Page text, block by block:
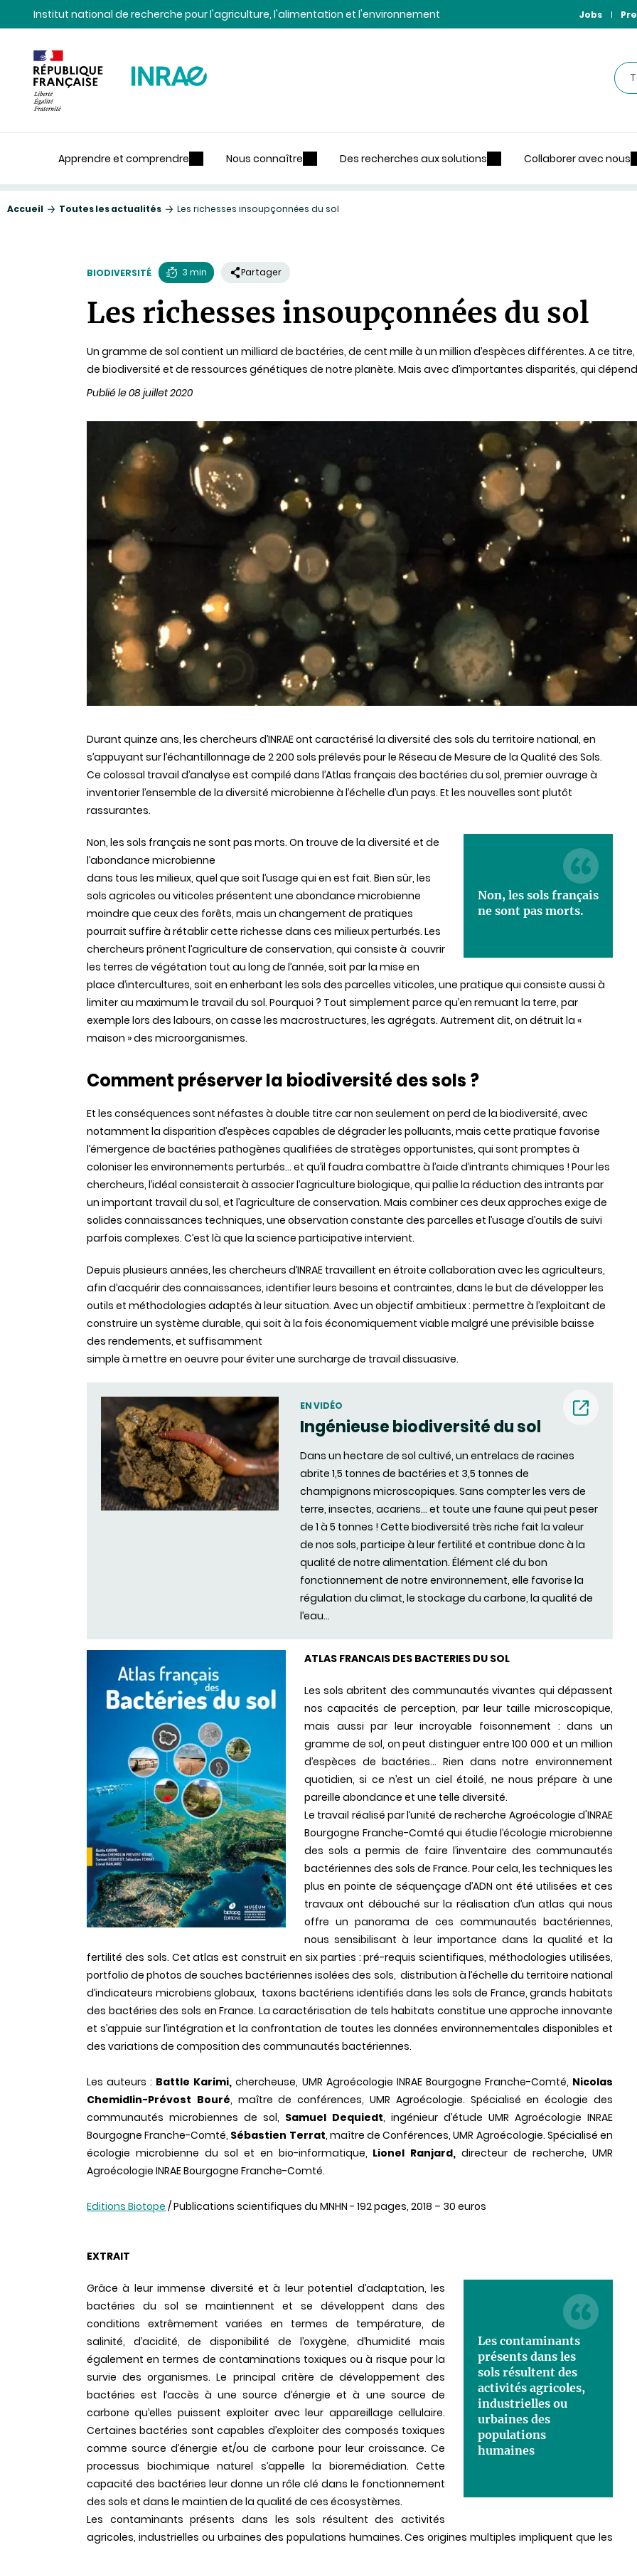
Contenu
Recherche
NavigationInstitut national de recherche pour l'agriculture, l'alimentation et l'environnement Jobs
Apprendre et comprendre Nous connaître Des recherches aux solutions Collaborer avec nous
Accueil Toutes les actualités Les richesses insoupçonnées du sol
BIODIVERSITÉ
de
3 min Partager
Les richesses insoupçonnées du sol
Un gramme de sol contient un milliard de bactéries, de cent mille à un million d’espèces différentes. A ce
de biodiversité et de ressources génétiques de notre planète. Mais avec d’importantes disparités, qui
Publié le 08 juillet 2020
Durant quinze ans, les chercheurs d’INRAE ont caractérisé la diversité des sols du territoire national, en
s’appuyant sur l’échantillonnage de 2 200 sols prélevés pour le Réseau de Mesure de la Qualité des Sols.
Ce colossal travail d’analyse est compilé dans l’Atlas français des bactéries du sol, premier ouvrage à
inventorier l’ensemble de la diversité microbienne à l’échelle d’un pays. Et les nouvelles sont plutôt
rassurantes.
Non, les sols français
ne sont pas morts.
Non, les sols français ne sont pas morts. On trouve de la diversité et de
l’abondance microbienne
dans tous les milieux, quel que soit l’usage qui en est fait. Bien sûr, les
sols agricoles ou viticoles présentent une abondance microbienne
moindre que ceux des forêts, mais un changement de pratiques
pourrait suffire à rétablir cette richesse dans ces milieux perturbés. Les
chercheurs prônent l’agriculture de conservation, qui consiste à couvrir
les terres de végétation tout au long de l’année, soit par la mise en
place d’intercultures, soit en enherbant les sols des parcelles viticoles, une pratique qui consiste aussi à
limiter au maximum le travail du sol. Pourquoi ? Tout simplement parce qu’en remuant la terre, par
exemple lors des labours, on casse les macrostructures, les agrégats. Autrement dit, on détruit la «
maison » des microorganismes.
Comment préserver la biodiversité des sols ?
Et les conséquences sont néfastes à double titre car non seulement on perd de la biodiversité, avec
notamment la disparition d’espèces capables de dégrader les polluants, mais cette pratique favorise
l’émergence de bactéries pathogènes qualifiées de stratèges opportunistes, qui sont promptes à
coloniser les environnements perturbés... et qu’il faudra combattre à l’aide d’intrants chimiques ! Pour les
chercheurs, l’idéal consisterait à associer l’agriculture biologique, qui pallie la réduction des intrants par
un important travail du sol, et l’agriculture de conservation. Mais combiner ces deux approches exige de
solides connaissances techniques, une observation constante des parcelles et l’usage d’outils de suivi
parfois complexes. C’est là que la science participative intervient.
Depuis plusieurs années, les chercheurs d’INRAE travaillent en étroite collaboration avec les agriculteurs,
afin d’acquérir des connaissances, identifier leurs besoins et contraintes, dans le but de développer les
outils et méthodologies adaptés à leur situation. Avec un objectif ambitieux : permettre à l’exploitant de
construire un système durable, qui soit à la fois économiquement viable malgré une prévisible baisse
des rendements, et suffisamment
simple à mettre en oeuvre pour éviter une surcharge de travail dissuasive.
EN VIDÉO
Ingénieuse biodiversité du sol
Dans un hectare de sol cultivé, un entrelacs de racines
abrite 1,5 tonnes de bactéries et 3,5 tonnes de
champignons microscopiques. Sans compter les vers de
terre, insectes, acariens… et toute une faune qui peut peser
de 1 à 5 tonnes ! Cette biodiversité très riche fait la valeur
de nos sols, participe à leur fertilité et contribue donc à la
qualité de notre alimentation. Élément clé du bon
fonctionnement de notre environnement, elle favorise la
régulation du climat, le stockage du carbone, la qualité de
l’eau...
ATLAS FRANCAIS DES BACTERIES DU SOL
Les sols abritent des communautés vivantes qui dépassent
nos capacités de perception, par leur taille microscopique,
mais aussi par leur incroyable foisonnement : dans un
gramme de sol, on peut distinguer entre 100 000 et un million
d’espèces de bactéries... Rien dans notre environnement
quotidien, si ce n’est un ciel étoilé, ne nous prépare à une
pareille abondance et une telle diversité.
Le travail réalisé par l’unité de recherche Agroécologie d'INRAE
Bourgogne Franche-Comté qui étudie l’écologie microbienne
des sols a permis de faire l’inventaire des communautés
bactériennes des sols de France. Pour cela, les techniques les
plus en pointe de séquençage d’ADN ont été utilisées et ces
travaux ont débouché sur la réalisation d’un atlas qui nous
offre un panorama de ces communautés bactériennes,
nous sensibilisant à leur importance dans la qualité et la
fertilité des sols. Cet atlas est construit en six parties : pré-requis scientifiques, méthodologies utilisées,
portfolio de photos de souches bactériennes isolées des sols, distribution à l’échelle du territoire national
d’indicateurs microbiens globaux, taxons bactériens identifiés dans les sols de France, grands habitats
des bactéries des sols en France. La caractérisation de tels habitats constitue une approche innovante
et s’appuie sur l’intégration et la confrontation de toutes les données environnementales disponibles et
des variations de composition des communautés bactériennes.
Les auteurs : Battle Karimi,chercheuse, UMR Agroécologie INRAE Bourgogne Franche-Comté, Nicolas
Chemidlin-Prévost Bouré, maître de conférences, UMR Agroécologie. Spécialisé en écologie des
communautés microbiennes de sol, Samuel Dequiedt, ingénieur d’étude UMR Agroécologie INRAE
Bourgogne Franche-Comté, Sébastien Terrat, maître de Conférences, UMR Agroécologie. Spécialisé en
écologie microbienne du sol et en bio-informatique, Lionel Ranjard, directeur de recherche,UMR
Agroécologie INRAEBourgogne Franche-Comté.
Editions Biotope / Publications scientifiques du MNHN - 192 pages, 2018 – 30 euros
EXTRAIT
Les contaminants
présents dans les
sols résultent des
activités agricoles,
industrielles ou
urbaines des
populations
humaines
Grâce à leur immense diversité et à leur potentiel d’adaptation, les
bactéries du sol se maintiennent et se développent dans des
conditions extrêmement variées en termes de température, de
salinité, d’acidité, de disponibilité de l’oxygène, d’humidité mais
également en termes de contaminations toxiques ou à risque pour la
survie des organismes. Le principal critère de développement des
bactéries est l’accès à une source d’énergie et à une source de
carbone qu’elles puissent exploiter avec leur appareillage cellulaire.
Certaines bactéries sont capables d’exploiter des composés toxiques
comme source d’énergie et/ou de carbone pour leur croissance. Ce
processus biochimique naturel s’appelle la bioremédiation. Cette
capacité des bactéries leur donne un rôle clé dans le fonctionnement
des sols et dans le maintien de la qualité de ces écosystèmes.
Les contaminants présents dans les sols résultent des activités
agricoles, industrielles ou urbaines des populations humaines. Ces origines multiples impliquent que les